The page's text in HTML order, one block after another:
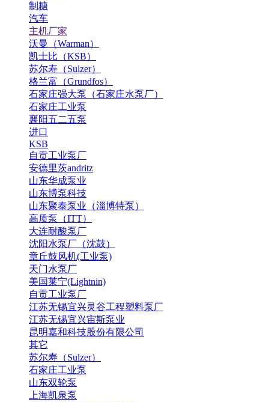
制糖
汽车
主机厂家
沃曼（Warman）
凯士比（KSB）
苏尔寿（Sulzer）
格兰富（Grundfos）
石家庄强大泵（石家庄水泵厂）
石家庄工业泵
襄阳五二五泵
进口
KSB
自贡工业泵厂
安德里茨andritz
山东华成泵业
山东博泵科技
山东聚泰泵业（淄博特泵）
高质泵（ITT）
大连耐酸泵厂
沈阳水泵厂（沈鼓）
章丘鼓风机(工业泵)
天门水泵厂
美国莱宁(Lightnin)
自贡工业泵厂
江苏无锡宜兴灵谷工程塑料泵厂
江苏无锡宜兴宙斯泵业
昆明嘉和科技股份有限公司
其它
苏尔寿（Sulzer）
石家庄工业泵
山东双轮泵
上海凯泉泵